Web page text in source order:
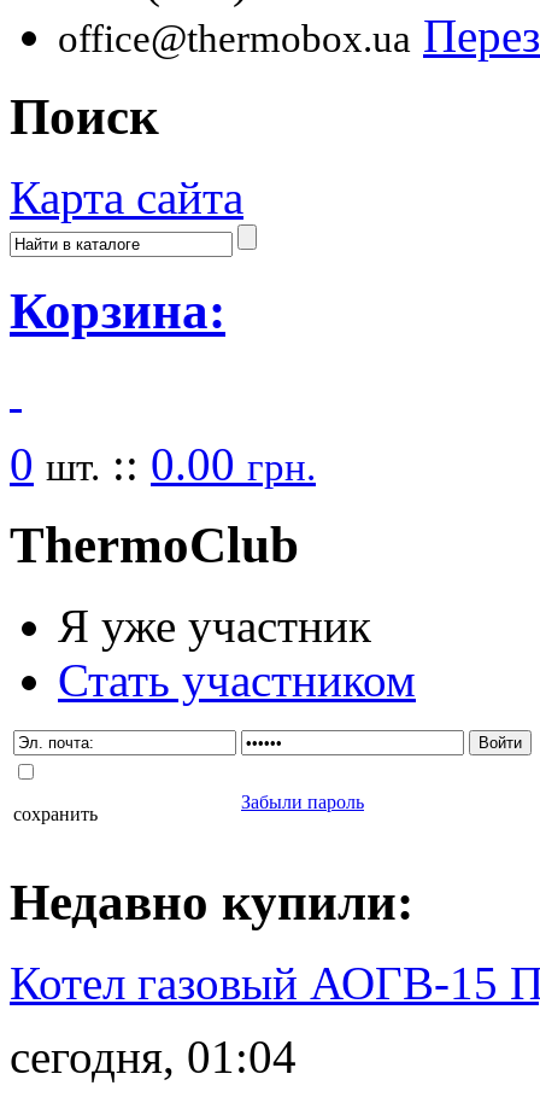
office@thermobox.ua
Поиск
Карта сайта
Корзина:
0 шт. :: 0.00 грн.
ThermoClub
Я уже участник
Стать участником
сохранить
Забыли пароль
Недавно купили:
Котел газовый АОГВ-
сегодня, 01:04